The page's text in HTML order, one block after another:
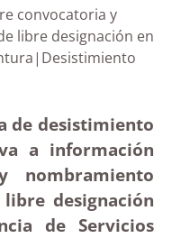
convocatoria y
libre designación en
de desistimiento
a información
nombramiento
designación
de Servicios